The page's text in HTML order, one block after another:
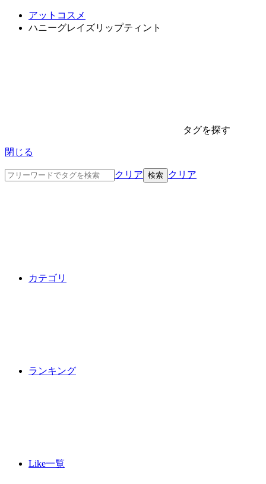
アットコスメ
ハニーグレイズリップティント
タグを探す
閉じる
クリア クリア
カテゴリ
ランキング
Like一覧